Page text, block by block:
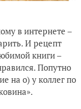
в интернете –
И рецепт
книги –
Попутно
на о) у коллег по